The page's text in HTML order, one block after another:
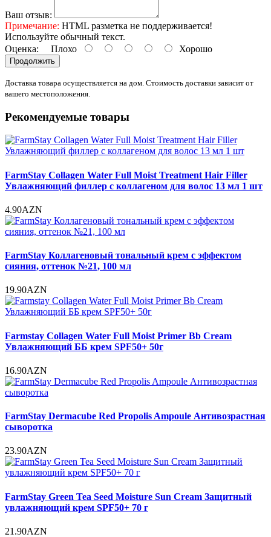
Ваш отзыв:
Примечание: HTML разметка не поддерживается!
Используйте обычный текст.
Оценка: Плохо Хорошо
Продолжить
Доставка товара осуществляется на дом. Стоимость доставки зависит от
вашего местоположения.
Рекомендуемые товары
FarmStay Collagen Water Full Moist Treatment Hair Filler
Увлажняющий филлер с коллагеном для волос 13 мл 1 шт
4.90AZN
FarmStay Коллагеновый тональный крем с эффектом
сияния, оттенок №21, 100 мл
19.90AZN
Farmstay Collagen Water Full Moist Primer Bb Cream
Увлажняющий ББ крем SPF50+ 50г
16.90AZN
FarmStay Dermacube Red Propolis Ampoule Антивозрастная
сыворотка
23.90AZN
FarmStay Green Tea Seed Moisture Sun Cream Защитный
увлажняющий крем SPF50+ 70 г
21.90AZN